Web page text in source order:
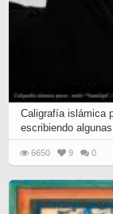
Caligrafía islámica
escribiendo
6650 9 0